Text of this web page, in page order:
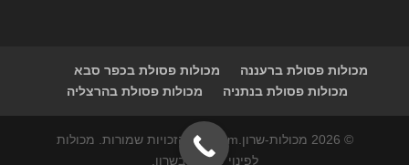
מכולות פסולת ברעננה
מכולות פסולת בכפר סבא
מכולות פסולת בנתניה
מכולות פסולת בהרצליה
© 2026 מכולות-שרון.com | כל הזכויות שמורות. מכולות
לפינוי פסולת בשרון.